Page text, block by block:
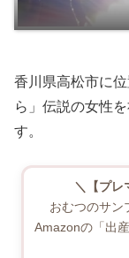
香川県高松市に
ら」伝説の女性
す。
＼【プレ
おむつのサン
Amazonの「出